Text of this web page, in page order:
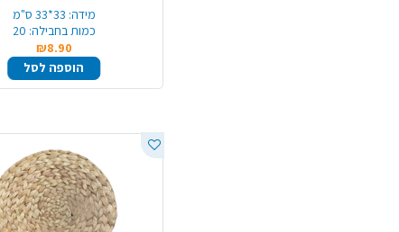
מידה: 33*33 ס"מ
כמות בחבילה: 20
₪8.90
הוספה לסל